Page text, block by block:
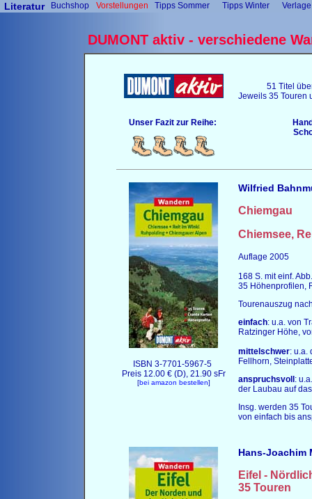
Literatur Buchshop Vorstellungen Tipps Sommer Tipps Winter Verlage
DUMONT aktiv - verschiedene
51 Titel
Jeweils 35 Touren
Unser Fazit zur Reihe:
ISBN 3-7701-5967-5
Preis 12.00 € (D), 21.90 sFr
[bei amazon bestellen]
Wilfried
Chiemgau
Chiemsee,
Auflage 2005
168 S. mit einf.
35 Höhenprofilen,
Tourenauszug
einfach: u.a. von
Ratzinger Höhe,
mittelschwer: u.a.
Fellhorn,
anspruchsvoll :
der Laubau auf
Insg. werden 35
von einfach bis
Hans-Joachim
Eifel -
35 Touren